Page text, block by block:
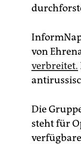
von
verbreitet.
Die
steht für